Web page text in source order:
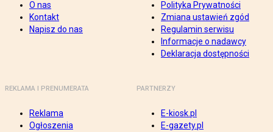
O nas
Kontakt
Napisz do nas
Polityka Prywatności
Zmiana ustawień zgód
Regulamin serwisu
Informacje o nadawcy
Deklaracja dostępności
REKLAMA I PRENUMERATA
Reklama
Ogłoszenia
PARTNERZY
E-kiosk.pl
E-gazety.pl